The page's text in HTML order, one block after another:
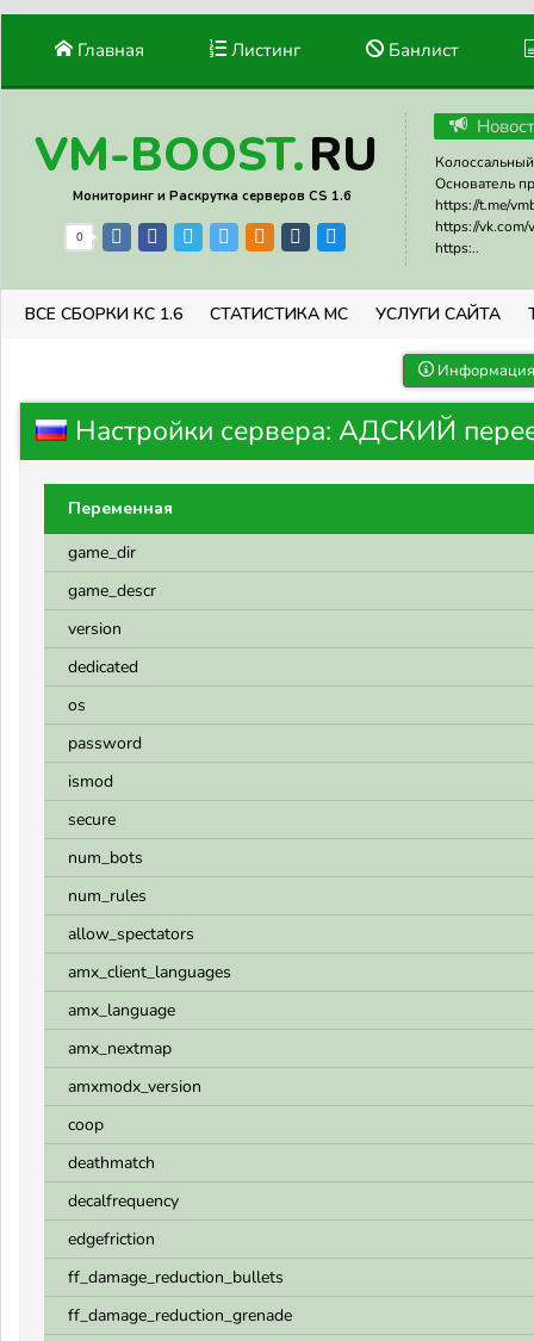
Главная Листинг Банлист
VM-BOOST.RU
Мониторинг и Раскрутка серверов CS 1.6
0
Основатель
https://t.me/
https://vk.com/
https:..
ВСЕ СБОРКИ КС 1.6 СТАТИСТИКА МС УСЛУГИ САЙТА
Настройки сервера: АДСКИЙ
Переменная
game_dir
game_descr
version
dedicated
os
password
ismod
secure
num_bots
num_rules
allow_spectators
amx_client_languages
amx_language
amx_nextmap
amxmodx_version
coop
deathmatch
decalfrequency
edgefriction
ff_damage_reduction_bullets
ff_damage_reduction_grenade